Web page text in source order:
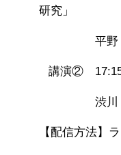
研究」
平野
講演②
渋川
【配信方法】